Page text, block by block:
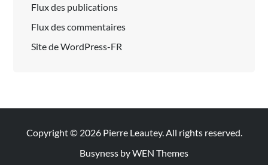
Flux des publications
Flux des commentaires
Site de WordPress-FR
Copyright © 2026 Pierre Leautey. All rights reserved.
Busyness byWEN Themes